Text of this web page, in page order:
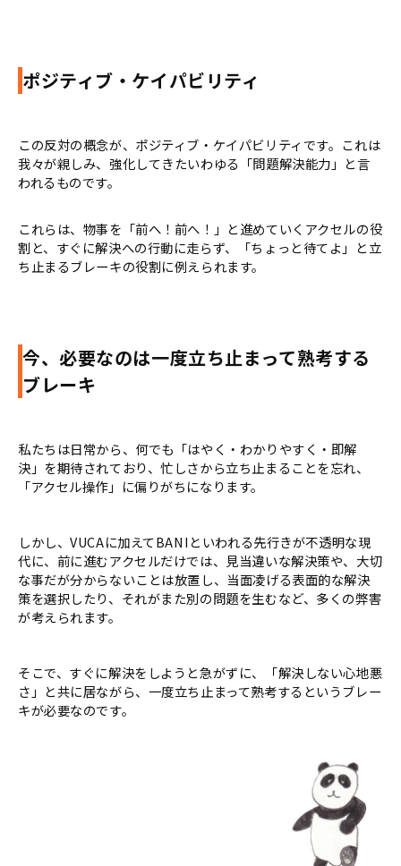
ポジティブ・ケイパビリティ
この反対の概念が、ポジティブ・ケイパビリティです。これは
我々が親しみ、強化してきたいわゆる「問題解決能力」と言
われるものです。
これらは、物事を「前へ！前へ！」と進めていくアクセルの役
割と、すぐに解決への行動に走らず、「ちょっと待てよ」と立
ち止まるブレーキの役割に例えられます。
今、必要なのは一度立ち止まって熟考する
ブレーキ
私たちは日常から、何でも「はやく・わかりやすく・即解
決」を期待されており、忙しさから立ち止まることを忘れ、
「アクセル操作」に偏りがちになります。
しかし、VUCAに加えてBANIといわれる先行きが不透明な現
代に、前に進むアクセルだけでは、見当違いな解決策や、大切
な事だが分からないことは放置し、当面凌げる表面的な解決
策を選択したり、それがまた別の問題を生むなど、多くの弊害
が考えられます。
そこで、すぐに解決をしようと急がずに、「解決しない心地悪
さ」と共に居ながら、一度立ち止まって熟考するというブレー
キが必要なのです。